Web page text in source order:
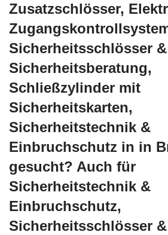
Zusatzschlösser,
Sicherheitsschlösser &
Sicherheitsberatung,
Schließzylinder mit
Sicherheitskarten,
Sicherheitstechnik &
Einbruchschutz in in
gesucht? Auch für
Sicherheitstechnik &
Einbruchschutz,
Sicherheitsschlösser &